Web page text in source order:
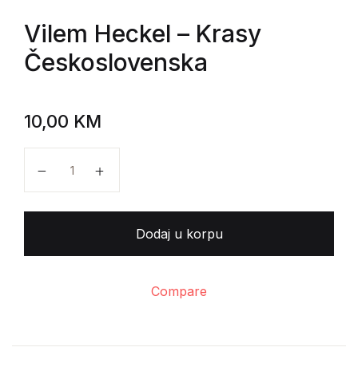
Vilem Heckel – Krasy
Československa
10,00 KM
Dodaj u korpu
Compare